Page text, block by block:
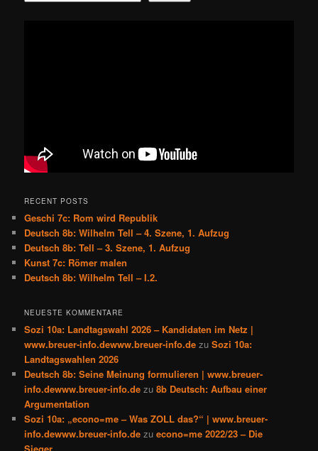
RECENT POSTS
Geschi 7c: Rom wird Republik
Deutsch 8b: Wilhelm Tell – 4. Szene, 1. Aufzug
Deutsch 8b: Tell – 3. Szene, 1. Aufzug
Kunst 7c: Römer malen
Deutsch 8b: Wilhelm Tell – I.2.
NEUESTE KOMMENTARE
Sozi 10a: Landtagswahl 2026 – Kandidaten im Netz |
www.breuer-info.dewww.breuer-info.de zuSozi 10a:
Landtagswahlen 2026
Deutsch 8b: Seine Meinung formulieren | www.breuer-
info.dewww.breuer-info.de zu8b Deutsch: Aufbau einer
Argumentation
Sozi 10a: „econo=me – Was ZOLL das?“ | www.breuer-
info.dewww.breuer-info.de zuecono=me 2022/23 – Die